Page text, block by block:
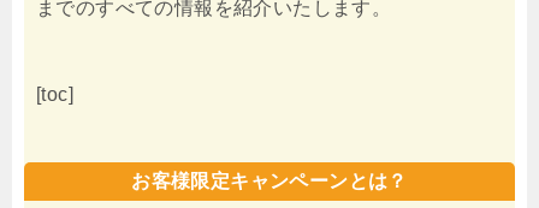
までのすべての情報を紹介いたします。
[toc]
お客様限定キャンペーンとは？